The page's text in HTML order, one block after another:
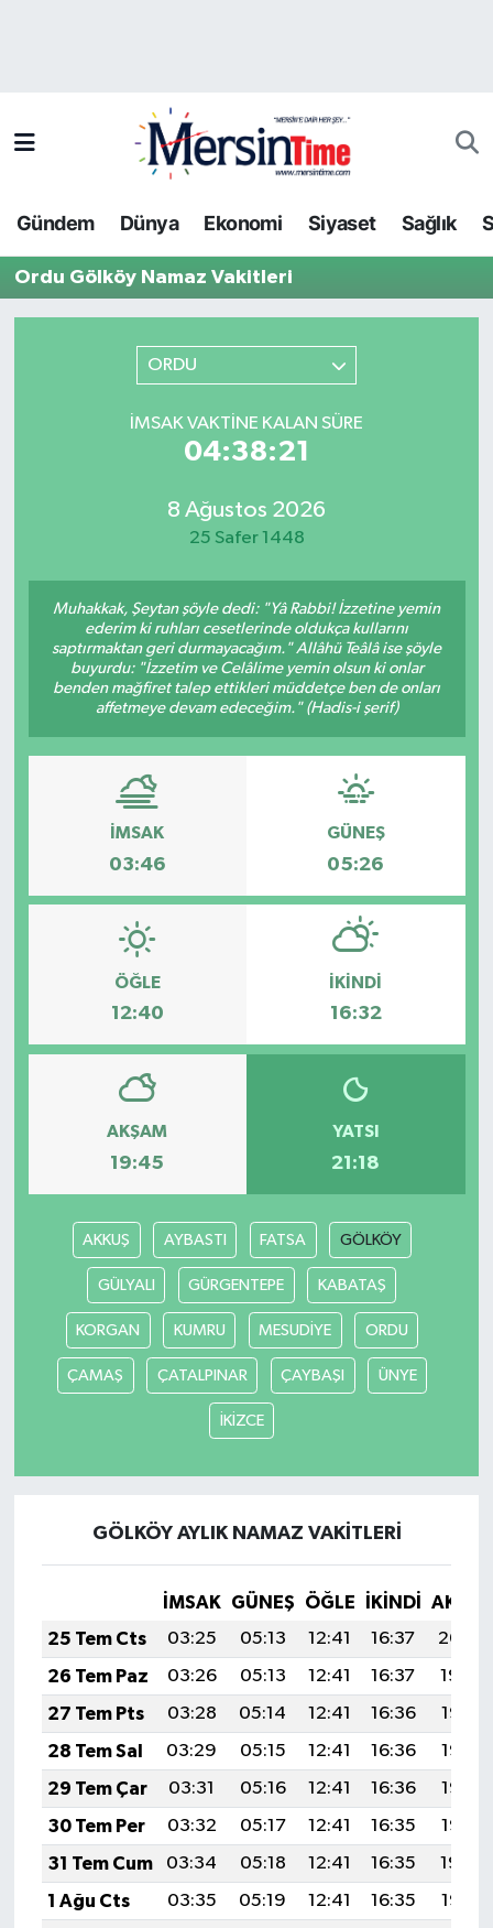
Gündem Dünya Ekonomi Siyaset Sağlık
Ordu Gölköy Namaz Vakitleri
ORDU
İMSAK VAKTINE KALAN SÜRE
04:38:21
8 Ağustos 2026
25 Safer 1448
Muhakkak, Şeytan şöyle dedi: "Yâ Rabbi! İzzetine yemin
ederim ki ruhları cesetlerinde oldukça kullarını
saptırmaktan geri durmayacağım." Allâhü Teâlâ ise şöyle
buyurdu: "İzzetim ve Celâlime yemin olsun ki onlar
benden mağfiret talep ettikleri müddetçe ben de onları
affetmeye devam edeceğim." (Hadis-i şerif)
İMSAK
03:46
GÜNEŞ
05:26
ÖĞLE
12:40
İKINDI
16:32
AKŞAM
19:45
YATSI
21:18
AKKUŞ AYBASTI FATSA GÖLKÖY
GÜLYALI GÜRGENTEPE KABATAŞ
KORGAN KUMRU MESUDİYE ORDU
ÇAMAŞ ÇATALPINAR ÇAYBAŞI ÜNYE
İKİZCE
GÖLKÖY AYLIK NAMAZ VAKITLERI
İMSAK GÜNEŞ ÖĞLE İKINDI
25 Tem Cts
03:25 05:13 12:41 16:37
20:00
26 Tem Paz
03:26 05:13 12:41 16:37
19:59
27 Tem Pts
03:28 05:14 12:41 16:36
19:58
28 Tem Sal
03:29 05:15 12:41 16:36
19:57
29 Tem Çar
03:31 05:16 12:41 16:36
19:56
30 Tem Per
03:32 05:17 12:41 16:35
19:55
31 Tem Cum
03:34 05:18 12:41 16:35
19:54
1 Ağu Cts
03:35 05:19 12:41 16:35
19:53
Bilim-Teknoloji
Dünya
Gündem
Siyaset
Spor
Yaşam
Trafik Durumu
Tüm Manşetler
Haber Arşivi